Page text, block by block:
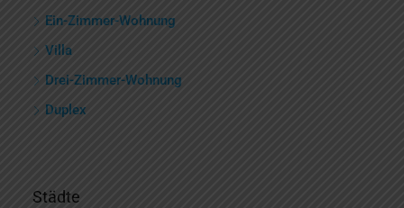
Ein-Zimmer-Wohnung
Villa
Drei-Zimmer-Wohnung
Duplex
Städte